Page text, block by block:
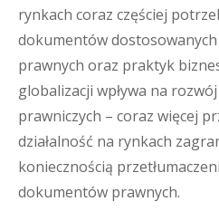
rynkach coraz częściej
dokumentów
prawnych oraz praktyk
globalizacji wpływa na
prawniczych – coraz więcej
działalność na rynkach
koniecznością
dokumentów prawnych.